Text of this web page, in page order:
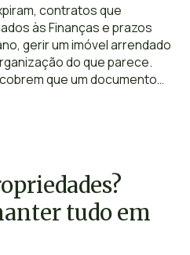
contratos que
às Finanças e prazos
gerir um imóvel arrendado
do que parece.
que um documento
estruturado é, muitas
uma coima e ser
tudo em